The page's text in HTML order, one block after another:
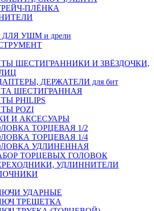
ПЛЁНКА
УШМ и дрели
ШЕСТИГРАННИКИ И ЗВЁЗДОЧКИ,
ДЕРЖАТЕЛИ для бит
ШЕСТИГРАННАЯ
PHILIPS
POZI
И АКСЕСУАРЫ
ТОРЦЕВАЯ 1/2
ТОРЦЕВАЯ 1/4
УДЛИНЕННАЯ
ТОРЦЕВЫХ ГОЛОВОК
УДЛИННИТЕЛИ
УДАРНЫЕ
ТРЕЩЕТКА